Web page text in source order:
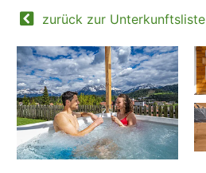
zurück zur Unterkunftsliste